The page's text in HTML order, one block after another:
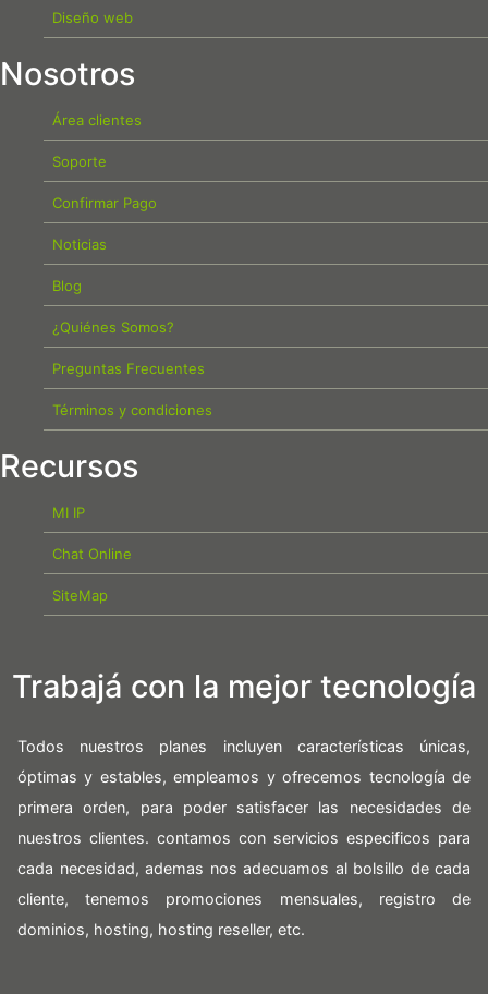
Diseño web
Nosotros
Área clientes
Soporte
Confirmar Pago
Noticias
Blog
¿Quiénes Somos?
Preguntas Frecuentes
Términos y condiciones
Recursos
MI IP
Chat Online
SiteMap
Trabajá con la mejor tecnología
Todos nuestros planes incluyen características únicas,
óptimas y estables, empleamos y ofrecemos tecnología de
primera orden, para poder satisfacer las necesidades de
nuestros clientes. contamos con servicios especificos para
cada necesidad, ademas nos adecuamos al bolsillo de cada
cliente, tenemos promociones mensuales, registro de
dominios, hosting, hosting reseller, etc.